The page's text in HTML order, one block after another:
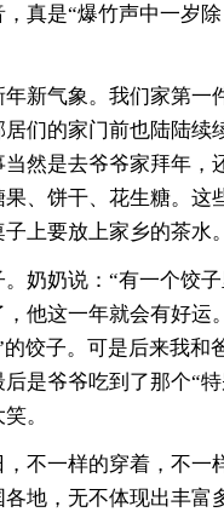
真是“爆竹声中一岁
年新气象。我们家第一
们的家门前也陆陆续
然是去爷爷家拜年，
、饼干、花生糖。这
上要放上家乡的茶水。
奶奶说：“有一个饺
他这一年就会有好运
饺子。可是后来我和
是爷爷吃到了那个“特
。
不一样的穿着，不一
地，无不体现出丰富